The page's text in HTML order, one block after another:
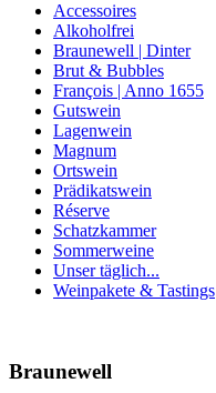
Accessoires
Alkoholfrei
Braunewell | Dinter
Brut & Bubbles
François | Anno 1655
Gutswein
Lagenwein
Magnum
Ortswein
Prädikatswein
Réserve
Schatzkammer
Sommerweine
Unser täglich...
Weinpakete & Tastings
oben
Braunewell